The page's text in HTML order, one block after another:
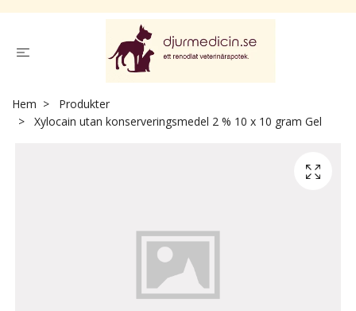
Hem
Produkter
Xylocain utan konserveringsmedel 2 % 10 x 10 gram Gel